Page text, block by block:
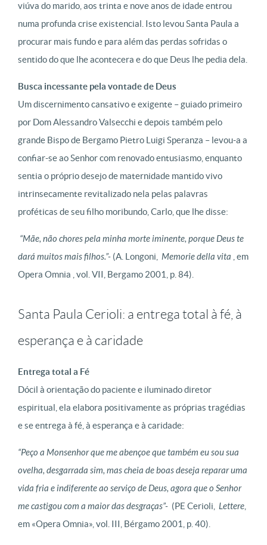
viúva do marido, aos trinta e nove anos de idade entrou
numa profunda crise existencial. Isto levou Santa Paula a
procurar mais fundo e para além das perdas sofridas o
sentido do que lhe acontecera e do que Deus lhe pedia dela.
Busca incessante pela vontade de Deus
Um discernimento cansativo e exigente – guiado primeiro
por Dom Alessandro Valsecchi e depois também pelo
grande Bispo de Bergamo Pietro Luigi Speranza – levou-a a
confiar-se ao Senhor com renovado entusiasmo, enquanto
sentia o próprio desejo de maternidade mantido vivo
intrinsecamente revitalizado nela pelas palavras
proféticas de seu filho moribundo, Carlo, que lhe disse:
“Mãe, não chores pela minha morte iminente, porque Deus te
dará muitos mais filhos.”- (A. Longoni, Memorie della vita , em
Opera Omnia , vol. VII, Bergamo 2001, p. 84).
Santa Paula Cerioli: a entrega total à fé, à
esperança e à caridade
Entrega total a Fé
Dócil à orientação do paciente e iluminado diretor
espiritual, ela elabora positivamente as próprias tragédias
e se entrega à fé, à esperança e à caridade:
“Peço a Monsenhor que me abençoe que também eu sou sua
ovelha, desgarrada sim, mas cheia de boas deseja reparar uma
vida fria e indiferente ao serviço de Deus, agora que o Senhor
me castigou com a maior das desgraças”- (PE Cerioli, Lettere
em «Opera Omnia», vol. III, Bérgamo 2001, p. 40).